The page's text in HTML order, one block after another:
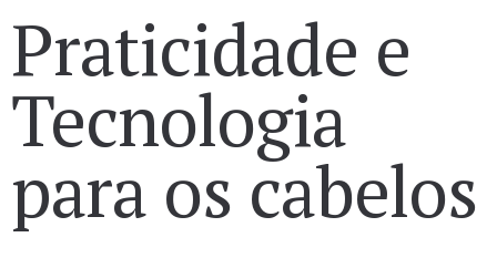
Praticidade e
Tecnologia
para os cabelos